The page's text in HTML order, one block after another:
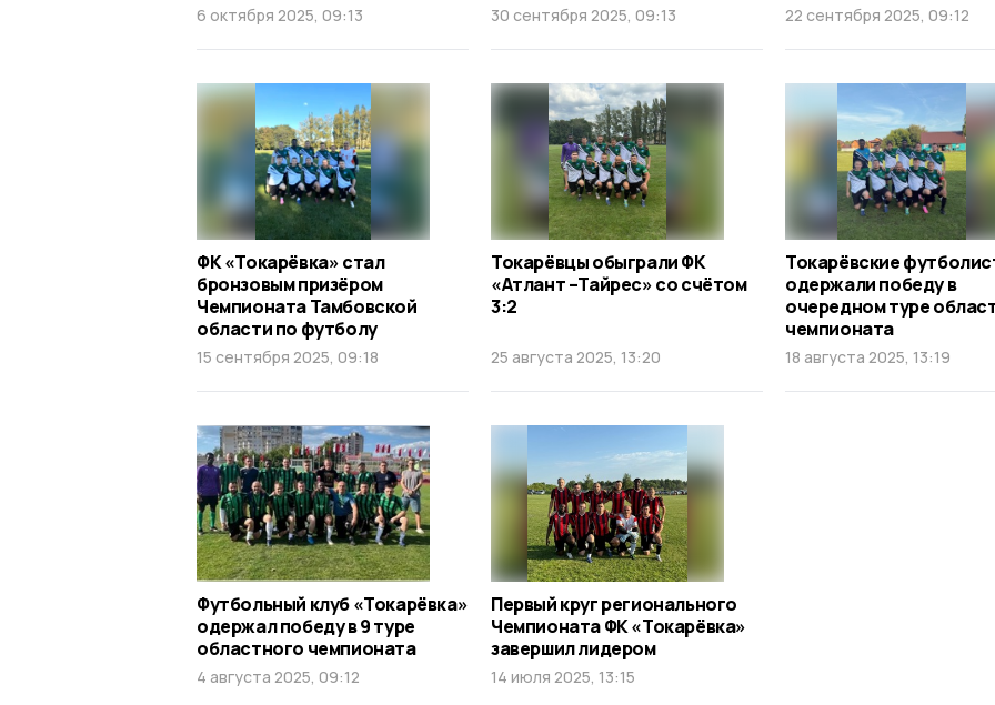
6 октября 2025, 09:13 30 сентября 2025, 09:13 22 сентября 2025, 09:12
ФК «Токарёвка» стал
бронзовым призёром
Чемпионата Тамбовской
области по футболу
15 сентября 2025, 09:18
Токарёвцы обыграли ФК
«Атлант –Тайрес» со счётом
3:2
25 августа 2025, 13:20
Токарёвские
одержали победу в
очередном туре
чемпионата
18 августа 2025, 13:19
Футбольный клуб «Токарёвка»
одержал победу в 9 туре
областного чемпионата
4 августа 2025, 09:12
Первый круг регионального
Чемпионата ФК «Токарёвка»
завершил лидером
14 июля 2025, 13:15